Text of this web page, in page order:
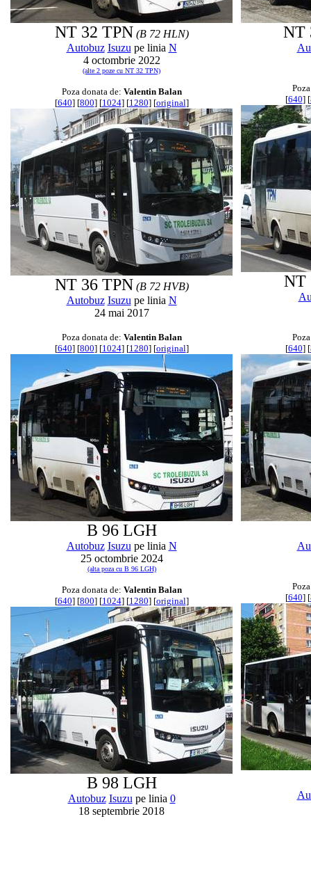
NT 32 TPN (B 72 HLN)
Autobuz Isuzu pe linia N
4 octombrie 2022
(alte 2 poze cu NT 32 TPN)
NT
Poza donata de: Valentin Balan
[640] [800] [1024] [1280] [original]
NT 36 TPN (B 72 HVB)
Autobuz Isuzu pe linia N
24 mai 2017
[640] [
NT
Poza donata de: Valentin Balan
[640] [800] [1024] [1280] [original]
B 96 LGH
Autobuz Isuzu pe linia N
25 octombrie 2024
(alta poza cu B 96 LGH)
[640] [
Poza donata de: Valentin Balan
[640] [800] [1024] [1280] [original]
B 98 LGH
Autobuz Isuzu pe linia 0
18 septembrie 2018
[640] [